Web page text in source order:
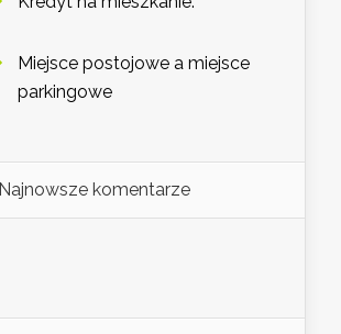
Miejsce postojowe a miejsce
parkingowe
Najnowsze komentarze